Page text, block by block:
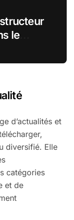
le
d’actualités et
diversifié. Elle
catégories
et de